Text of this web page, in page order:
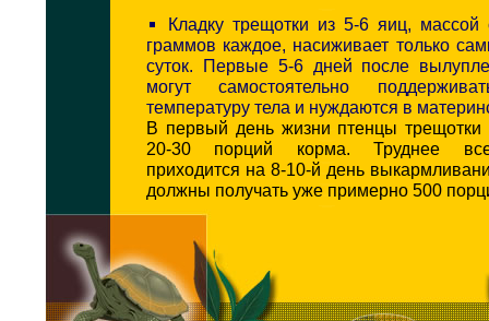
Кладку трещотки из 5-6 яиц, массой
граммов каждое, насиживает только
суток. Первые 5-6 дней после
могут самостоятельно
температуру тела и нуждаются в
В первый день жизни птенцы трещотки
20-30 порций корма. Труднее
приходится на 8-10-й день
должны получать уже примерно 500